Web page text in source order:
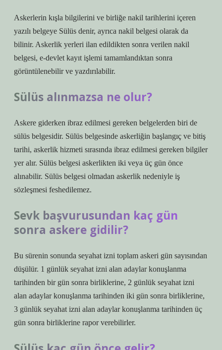
Askerlerin kışla bilgilerini ve birliğe nakil tarihlerini içeren
yazılı belgeye Sülüs denir, ayrıca nakil belgesi olarak da
bilinir. Askerlik yerleri ilan edildikten sonra verilen nakil
belgesi, e-devlet kayıt işlemi tamamlandıktan sonra
görüntülenebilir ve yazdırılabilir.
Sülüs alınmazsa ne olur?
Askere giderken ibraz edilmesi gereken belgelerden biri de
sülüs belgesidir. Sülüs belgesinde askerliğin başlangıç ​​ve bitiş
tarihi, askerlik hizmeti sırasında ibraz edilmesi gereken bilgiler
yer alır. Sülüs belgesi askerlikten iki veya üç gün önce
alınabilir. Sülüs belgesi olmadan askerlik nedeniyle iş
sözleşmesi feshedilemez.
Sevk başvurusundan kaç gün
sonra askere gidilir?
Bu sürenin sonunda seyahat izni toplam askeri gün sayısından
düşülür. 1 günlük seyahat izni alan adaylar konuşlanma
tarihinden bir gün sonra birliklerine, 2 günlük seyahat izni
alan adaylar konuşlanma tarihinden iki gün sonra birliklerine,
3 günlük seyahat izni alan adaylar konuşlanma tarihinden üç
gün sonra birliklerine rapor verebilirler.